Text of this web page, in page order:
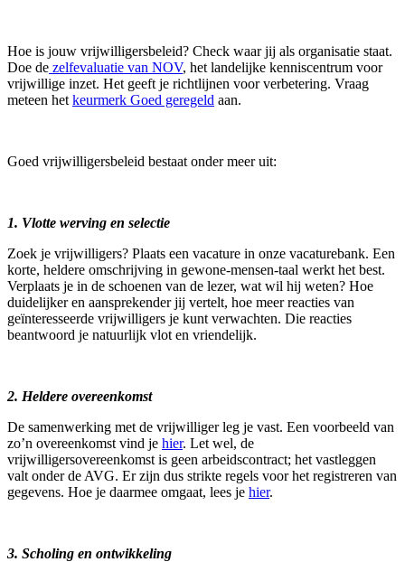
Hoe is jouw vrijwilligersbeleid? Check waar jij als organisatie staat.
Doe de zelfevaluatie van NOV, het landelijke kenniscentrum voor
vrijwillige inzet. Het geeft je richtlijnen voor verbetering. Vraag
meteen het keurmerk Goed geregeld aan.
Goed vrijwilligersbeleid bestaat onder meer uit:
1. Vlotte werving en selectie
Zoek je vrijwilligers? Plaats een vacature in onze vacaturebank. Een
korte, heldere omschrijving in gewone-mensen-taal werkt het best.
Verplaats je in de schoenen van de lezer, wat wil hij weten? Hoe
duidelijker en aansprekender jij vertelt, hoe meer reacties van
geïnteresseerde vrijwilligers je kunt verwachten. Die reacties
beantwoord je natuurlijk vlot en vriendelijk.
2. Heldere overeenkomst
De samenwerking met de vrijwilliger leg je vast. Een voorbeeld van
zo’n overeenkomst vind je hier. Let wel, de
vrijwilligersovereenkomst is geen arbeidscontract; het vastleggen
valt onder de AVG. Er zijn dus strikte regels voor het registreren van
gegevens. Hoe je daarmee omgaat, lees je hier.
3. Scholing en ontwikkeling